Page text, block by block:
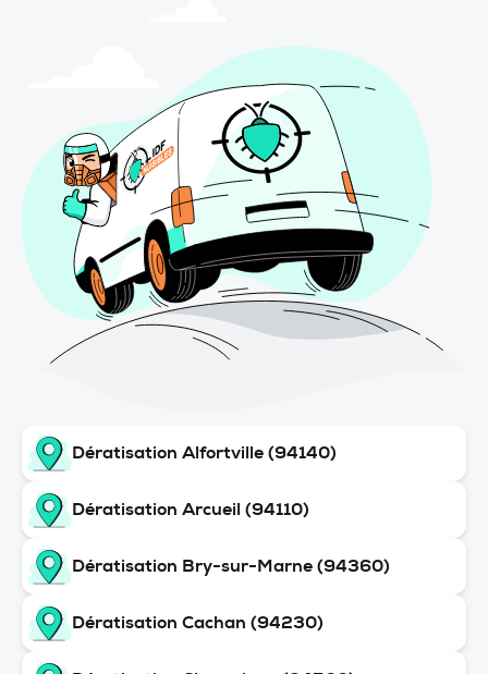
Dératisation Alfortville (94140)
Dératisation Arcueil (94110)
Dératisation Bry-sur-Marne (94360)
Dératisation Cachan (94230)